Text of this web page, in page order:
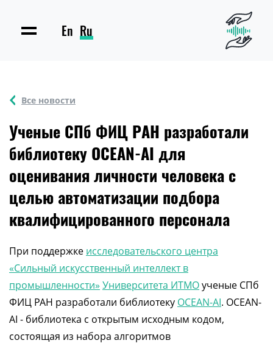
En Ru
Все новости
Ученые СПб ФИЦ РАН разработали
библиотеку OCEAN-AI для
оценивания личности человека с
целью автоматизации подбора
квалифицированного персонала
При поддержке исследовательского центра
«Сильный искусственный интеллект в
промышленности» Университета ИТМОученые СПб
ФИЦ РАН разработали библиотеку OCEAN-AI. OCEAN-
AI - библиотека с открытым исходным кодом,
состоящая из набора алгоритмов